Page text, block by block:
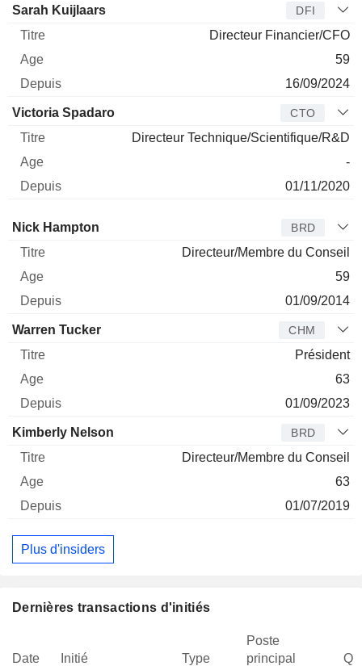
Sarah Kuijlaars DFI
Directeur Financier/CFO
59
16/09/2024
Victoria Spadaro CTO
Directeur Technique/Scientifique/R&D
-
01/11/2020
Administrateur
Nick Hampton BRD
Directeur/Membre du Conseil
59
01/09/2014
Warren Tucker CHM
Président
63
01/09/2023
Kimberly Nelson BRD
Directeur/Membre du Conseil
63
01/07/2019
Plus d'insiders
Dernières transactions d'initiés
Date Initié Type
Poste
principal